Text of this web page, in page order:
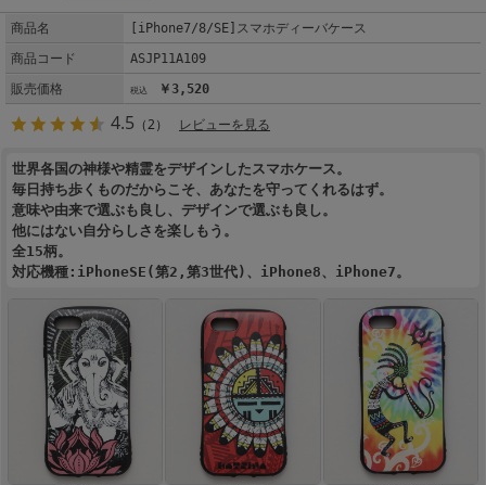
商品名
[iPhone7/8/SE]スマホディーバケース
商品コード
ASJP11A109
販売価格
￥3,520
4.5 （2） レビューを見る
世界各国の神様や精霊をデザインしたスマホケース。
毎日持ち歩くものだからこそ、あなたを守ってくれるはず。
意味や由来で選ぶも良し、デザインで選ぶも良し。
他にはない自分らしさを楽しもう。
全15柄。
対応機種:iPhoneSE(第2,第3世代)、iPhone8、iPhone7。